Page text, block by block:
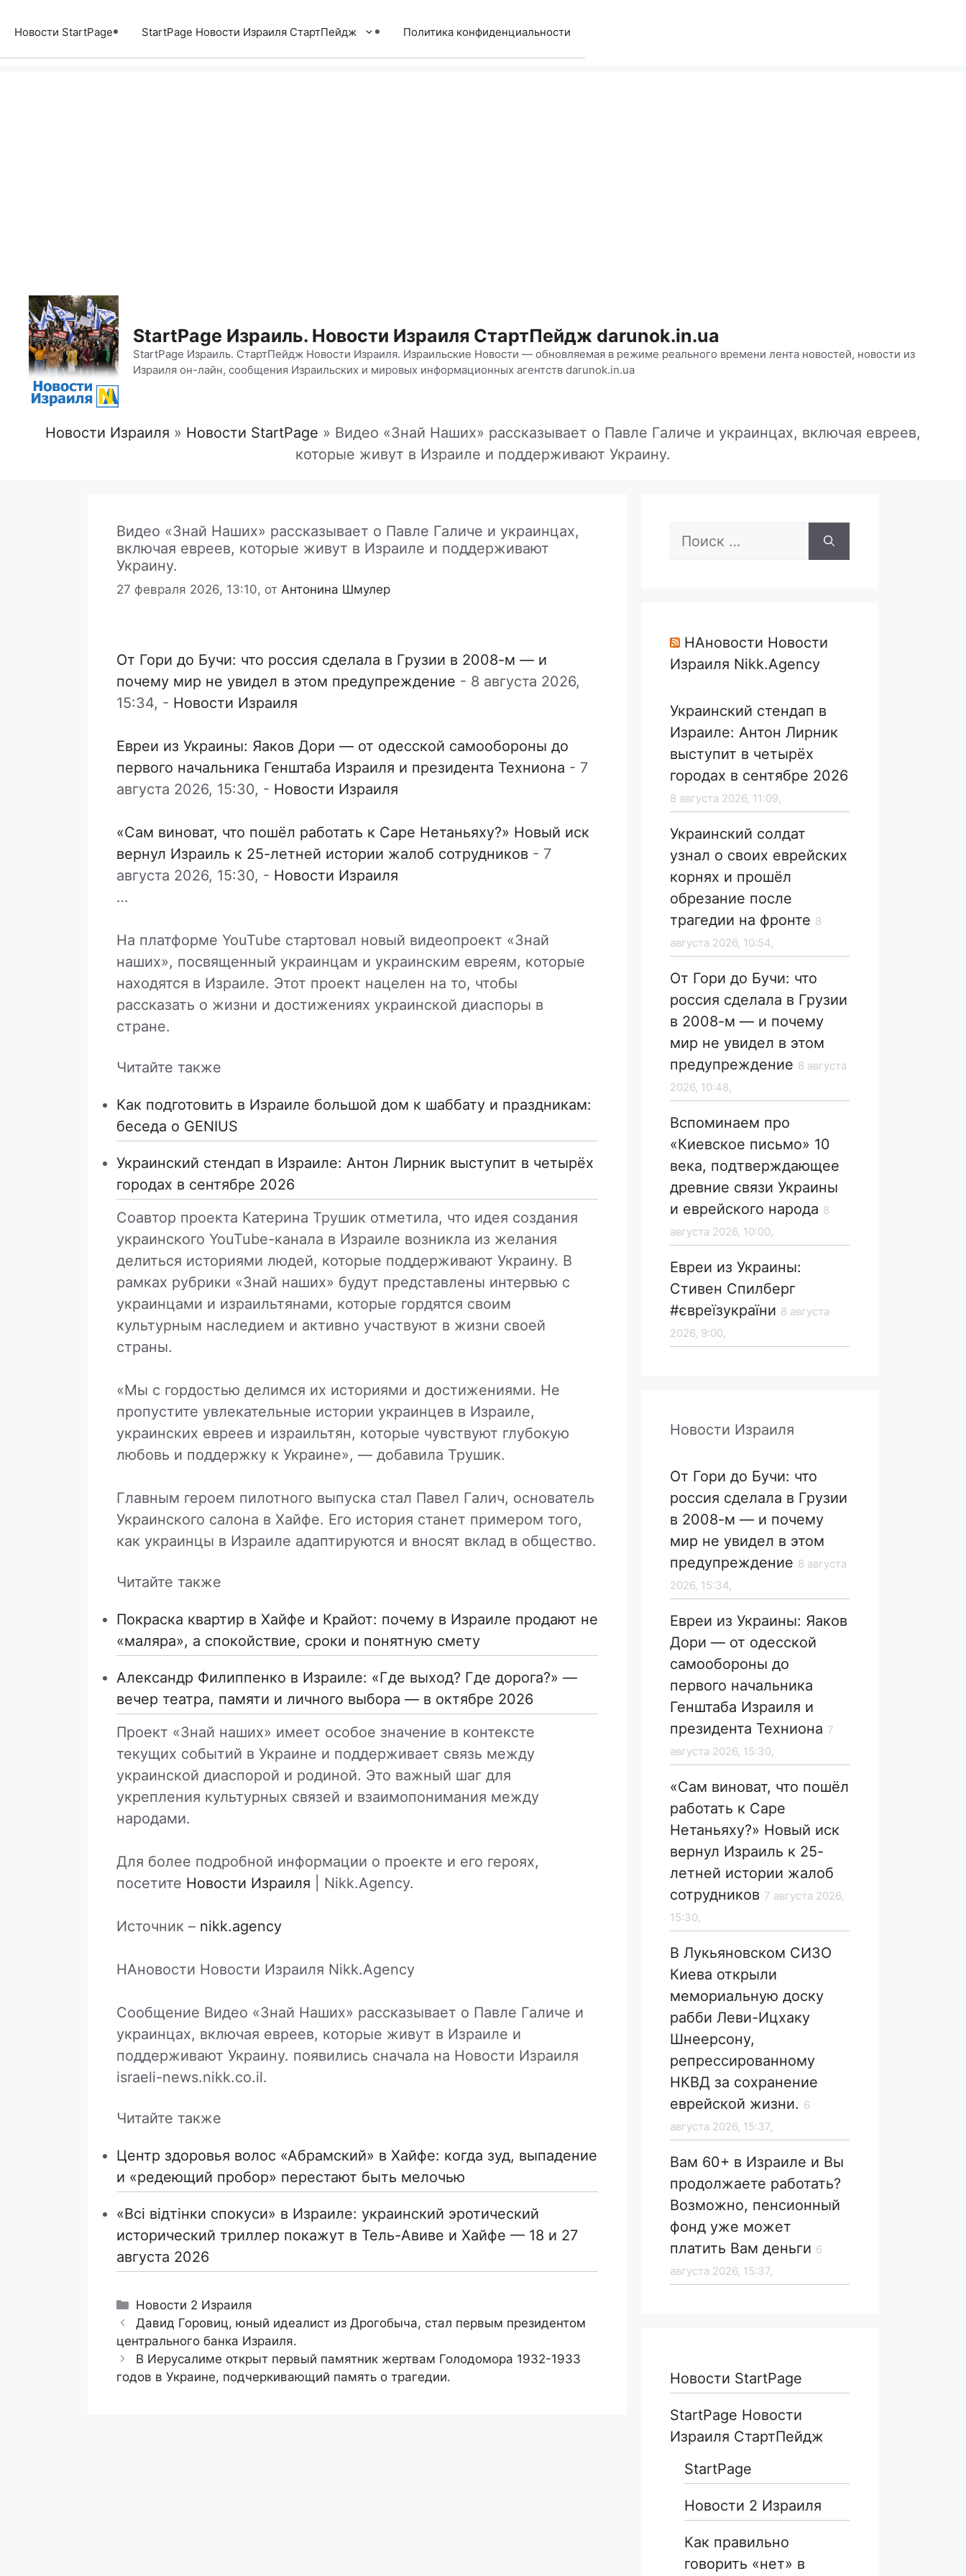
содержимому
Новости StartPage StartPage Новости Израиля СтартПейдж Политика конфиденциальности
StartPage Израиль. Новости Израиля СтартПейдж darunok.in.ua
StartPage Израиль. СтартПейдж Новости Израиля. Израильские Новости — обновляемая в режиме реального времени лента новостей, новости из
Израиля он-лайн, сообщения Израильских и мировых информационных агентств darunok.in.ua
Новости Израиля » Новости StartPage » Видео «Знай Наших» рассказывает о Павле Галиче и украинцах, включая евреев,
которые живут в Израиле и поддерживают Украину.
Видео «Знай Наших» рассказывает о Павле Галиче и украинцах,
включая евреев, которые живут в Израиле и поддерживают
Украину.
27 февраля 2026, 13:10, от Антонина Шмулер
От Гори до Бучи: что россия сделала в Грузии в 2008-м — и
почему мир не увидел в этом предупреждение - 8 августа 2026,
15:34, - Новости Израиля
Евреи из Украины: Яаков Дори — от одесской самообороны до
первого начальника Генштаба Израиля и президента Техниона - 7
августа 2026, 15:30, - Новости Израиля
«Сам виноват, что пошёл работать к Саре Нетаньяху?» Новый иск
вернул Израиль к 25-летней истории жалоб сотрудников - 7
августа 2026, 15:30, - Новости Израиля
…
На платформе YouTube стартовал новый видеопроект «Знай
наших», посвященный украинцам и украинским евреям, которые
находятся в Израиле. Этот проект нацелен на то, чтобы
рассказать о жизни и достижениях украинской диаспоры в
стране.
Читайте также
Как подготовить в Израиле большой дом к шаббату и праздникам:
беседа о GENIUS
Украинский стендап в Израиле: Антон Лирник выступит в четырёх
городах в сентябре 2026
Соавтор проекта Катерина Трушик отметила, что идея создания
украинского YouTube-канала в Израиле возникла из желания
делиться историями людей, которые поддерживают Украину. В
рамках рубрики «Знай наших» будут представлены интервью с
украинцами и израильтянами, которые гордятся своим
культурным наследием и активно участвуют в жизни своей
страны.
«Мы с гордостью делимся их историями и достижениями. Не
пропустите увлекательные истории украинцев в Израиле,
украинских евреев и израильтян, которые чувствуют глубокую
любовь и поддержку к Украине», — добавила Трушик.
Главным героем пилотного выпуска стал Павел Галич, основатель
Украинского салона в Хайфе. Его история станет примером того,
как украинцы в Израиле адаптируются и вносят вклад в общество.
Читайте также
Покраска квартир в Хайфе и Крайот: почему в Израиле продают не
«маляра», а спокойствие, сроки и понятную смету
Александр Филиппенко в Израиле: «Где выход? Где дорога?» —
вечер театра, памяти и личного выбора — в октябре 2026
Проект «Знай наших» имеет особое значение в контексте
текущих событий в Украине и поддерживает связь между
украинской диаспорой и родиной. Это важный шаг для
укрепления культурных связей и взаимопонимания между
народами.
Для более подробной информации о проекте и его героях,
посетите Новости Израиля | Nikk.Agency.
Источник – nikk.agency
НАновости Новости Израиля Nikk.Agency
Сообщение Видео «Знай Наших» рассказывает о Павле Галиче и
украинцах, включая евреев, которые живут в Израиле и
поддерживают Украину. появились сначала на Новости Израиля
israeli-news.nikk.co.il.
Читайте также
Центр здоровья волос «Абрaмский» в Хайфе: когда зуд, выпадение
и «редеющий пробор» перестают быть мелочью
«Всі відтінки спокуси» в Израиле: украинский эротический
исторический триллер покажут в Тель-Авиве и Хайфе — 18 и 27
августа 2026
Рубрики
Новости 2 Израиля
Давид Горовиц, юный идеалист из Дрогобыча, стал первым президентом
центрального банка Израиля.
В Иерусалиме открыт первый памятник жертвам Голодомора 1932-1933
годов в Украине, подчеркивающий память о трагедии.
Поиск:
НАновости Новости
Израиля Nikk.Agency
Украинский стендап в
Израиле: Антон Лирник
выступит в четырёх
городах в сентябре 2026
8 августа 2026, 11:09,
Украинский солдат
узнал о своих еврейских
корнях и прошёл
обрезание после
трагедии на фронте 8
августа 2026, 10:54,
От Гори до Бучи: что
россия сделала в Грузии
в 2008-м — и почему
мир не увидел в этом
предупреждение 8 августа
2026, 10:48,
Вспоминаем про
«Киевское письмо» 10
века, подтверждающее
древние связи Украины
и еврейского народа 8
августа 2026, 10:00,
Евреи из Украины:
Стивен Спилберг
#євреїзукраїни 8 августа
2026, 9:00,
Новости Израиля
От Гори до Бучи: что
россия сделала в Грузии
в 2008-м — и почему
мир не увидел в этом
предупреждение 8 августа
2026, 15:34,
Евреи из Украины: Яаков
Дори — от одесской
самообороны до
первого начальника
Генштаба Израиля и
президента Техниона 7
августа 2026, 15:30,
«Сам виноват, что пошёл
работать к Саре
Нетаньяху?» Новый иск
вернул Израиль к 25-
летней истории жалоб
сотрудников 7 августа 2026,
15:30,
В Лукьяновском СИЗО
Киева открыли
мемориальную доску
рабби Леви-Ицхаку
Шнеерсону,
репрессированному
НКВД за сохранение
еврейской жизни. 6
августа 2026, 15:37,
Вам 60+ в Израиле и Вы
продолжаете работать?
Возможно, пенсионный
фонд уже может
платить Вам деньги 6
августа 2026, 15:37,
Новости StartPage
StartPage Новости
Израиля СтартПейдж
StartPage
Новости 2 Израиля
Как правильно
говорить «нет» в